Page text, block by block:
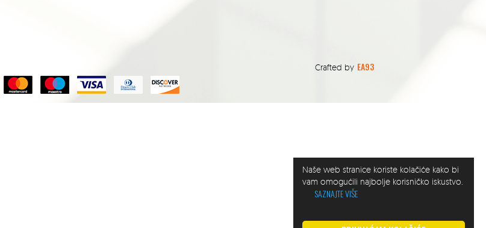
Naše web stranice koriste kolačiće kako bi
vam omogućili najbolje korisničko iskustvo.
SAZNAJTE VIŠE
Crafted by EA93